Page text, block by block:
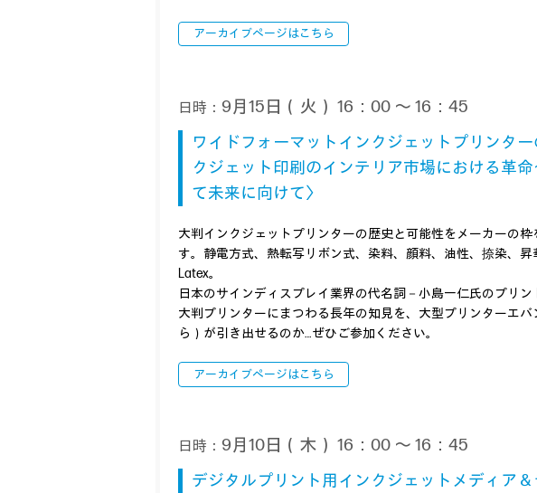
アーカイブページはこちら
日時： 9月15日（火） 16：00 ～ 16：45
ワイドフォーマットインクジェットプリンタ
クジェット印刷のインテリア市場における革
て未来に向けて〉
大判インクジェットプリンターの歴史と可能性をメーカーの
す。静電方式、熱転写リボン式、染料、顔料、油性、捺染、昇
Latex。
日本のサインディスプレイ業界の代名詞－小島一仁氏のプリ
大判プリンターにまつわる長年の知見を、大型プリンターエ
ら）が引き出せるのか…ぜひご参加ください。
アーカイブページはこちら
日時： 9月10日（木） 16：00 ～ 16：45
デジタルプリント用インクジェットメディア